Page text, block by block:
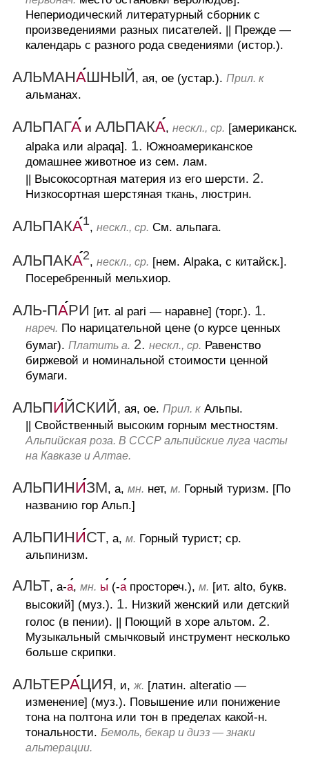
Непериодический литературный сборник с
произведениями разных писателей.
Прежде —
календарь с разного рода сведениями (истор.).
АЛЬМАНАШНЫЙ, ая, ое (устар.). Прил. к
альманах.
АЛЬПАГА и АЛЬПАКА, нескл., ср. [американск.
alpaka или alpaqa]. 1. Южноамериканское
домашнее животное из сем. лам.
Высокосортная материя из его шерсти. 2.
Низкосортная шерстяная ткань, люстрин.
АЛЬПАКА1, нескл., ср. См. альпага.
АЛЬПАКА2, нескл., ср. [нем. Alpaka, с китайск.].
Посеребренный мельхиор.
АЛЬ-ПАРИ [ит. al pari — наравне] (торг.). 1.
нареч. По нарицательной цене (о курсе ценных
бумаг). Платить а. 2. нескл., ср. Равенство
биржевой и номинальной стоимости ценной
бумаги.
АЛЬПИЙСКИЙ, ая, ое. Прил. к Альпы.
Свойственный высоким горным местностям.
Альпийская роза. В СССР альпийские луга часты
на Кавказе и Алтае.
АЛЬПИНИЗМ, а, мн. нет, м. Горный туризм. [По
названию гор Альп.]
АЛЬПИНИСТ, а, м. Горный турист; ср.
альпинизм.
АЛЬТ, а-а, мн. ы (-апростореч.), м. [ит. alto, букв.
высокий] (муз.). 1. Низкий женский или детский
голос (в пении).
Поющий в хоре альтом. 2.
Музыкальный смычковый инструмент несколько
больше скрипки.
АЛЬТЕРАЦИЯ, и,ж. [латин. alteratio —
изменение] (муз.). Повышение или понижение
тона на полтона или тон в пределах какой-н.
тональности. Бемоль, бекар и диэз — знаки
альтерации.